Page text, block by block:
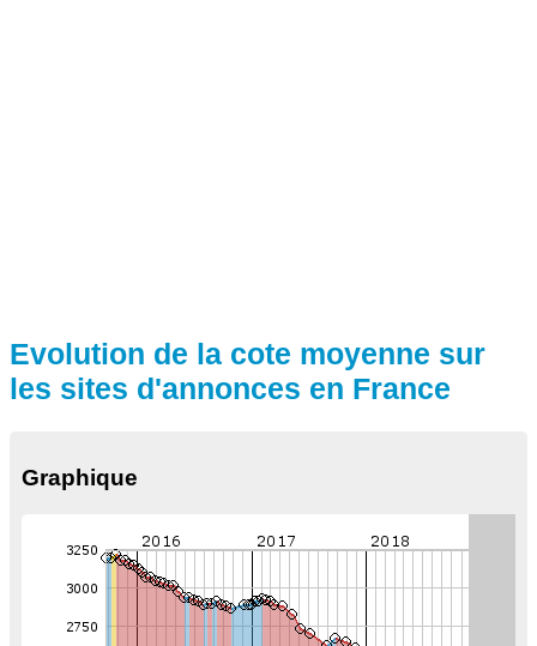
Evolution de la cote moyenne sur
les sites d'annonces en France
Graphique